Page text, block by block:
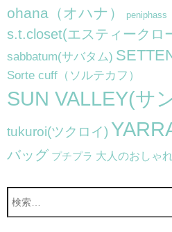
ohana（オハナ） peniphass
s.t.closet(エスティークロ
sabbatum(サバタム)
Sorte cuff（ソルテカフ）
SUN VALLEY(サ
tukuroi(ツクロイ)
バッグ プチプラ 大人のおしゃ